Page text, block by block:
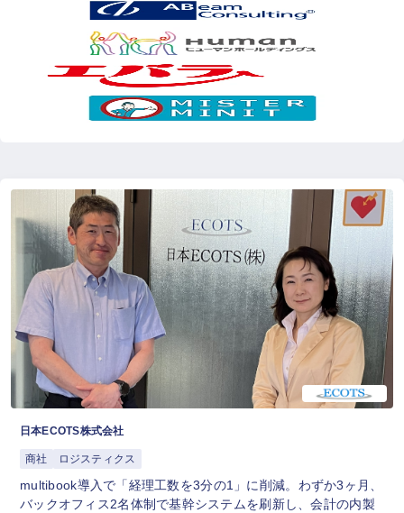
日本ECOTS株式会社
商社 ロジスティクス
multibook導入で「経理工数を3分の1」に削減。わずか3ヶ月、
バックオフィス2名体制で基幹システムを刷新し、会計の内製